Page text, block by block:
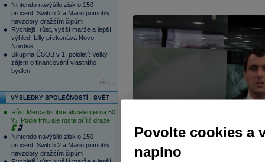
Nintendo navýšilo zisk o 150
procent. Switch 2 a Mario pomohly
navzdory dražším čipům
Rychlejší růst, vyšší marže a lepší
výhled. Lilly překonává Novo
Nordisk
Skupina ČSOB v 1. pololetí: Velký
zájem o financování vlastního
bydlení
více...
VÝSLEDKY SPOLEČNOSTÍ - SVĚT
Růst MercadoLibre akceleruje na 50
%. Podle trhu ale roste příliš draze
Nintendo navýšilo zisk o 150
procent. Switch 2 a Mario pomohly
navzdory dražším čipům
Povolte cookies a
naplno